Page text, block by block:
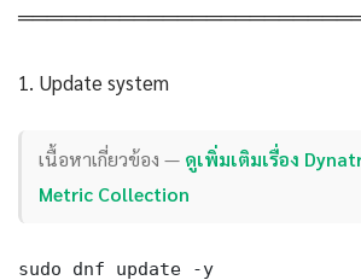
1. Update system
เนื้อหาเกี่ยวข้อง — ดูเพิ่มเติมเรื่อง
Metric Collection
sudo dnf update -y